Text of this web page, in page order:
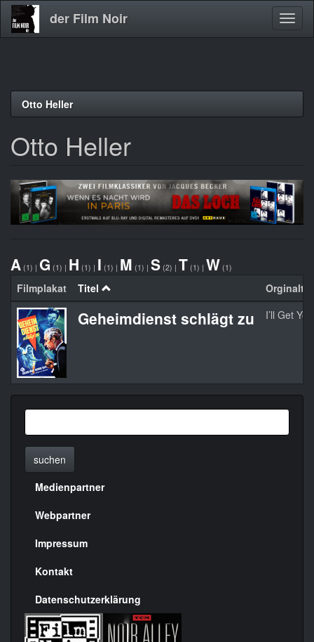
Direkt
der Film Noir
Otto Heller
Otto Heller
A (1) | G (1) | H (1) | I (1) | M (1) | S (2) | T (1) | W (1)
Filmplakat Titel
Geheimdienst schlägt zu I’ll Get
suchen
Menülinks
rechte
Seite
Medienpartner
Webpartner
Impressum
Kontakt
Datenschutzerklärung